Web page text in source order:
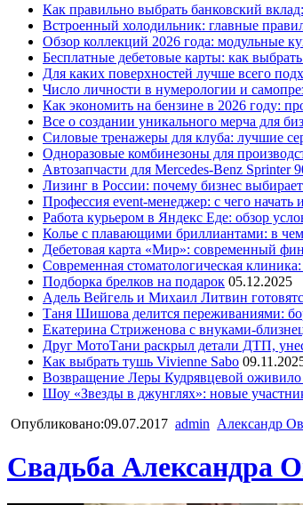
Как правильно выбрать банковский
Встроенный холодильник: главные
Обзор коллекций 2026 года: модульные
Бесплатные дебетовые карты: как
Для каких поверхностей лучше всего
Число личности в нумерологии и
Как экономить на бензине в 2026 году:
Все о создании уникального мерча для
Силовые тренажеры для клуба: лучшие
Одноразовые комбинезоны для
Автозапчасти для Mercedes-Benz Sprinter
Лизинг в России: почему бизнес
Профессия event-менеджер: с чего начать
Работа курьером в Яндекс Еде: обзор
Колье с плавающими бриллиантами: в
Дебетовая карта «Мир»: современный
Современная стоматологическая
Подборка брелков на подарок 05.12.2025
Адель Вейгель и Михаил Литвин
Таня Шишова делится переживаниями:
Екатерина Стриженова с внуками-
Друг МотоТани раскрыл детали ДТП,
Как выбрать тушь Vivienne Sabo
Возвращение Леры Кудрявцевой
Шоу «Звезды в джунглях»: новые
Опубликовано:09.07.2017 admin Александр
Свадьба Александра